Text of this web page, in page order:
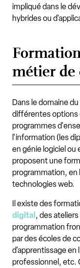
impliqué dans le
hybrides ou
métier de
Dans le domaine du
différentes options
programmes
l'information (les
en génie logiciel
proposent une
programmation, en
technologies web.
Il existe des
digital , des
programmation
par des écoles de
d'apprentissage en
professionnel, etc.